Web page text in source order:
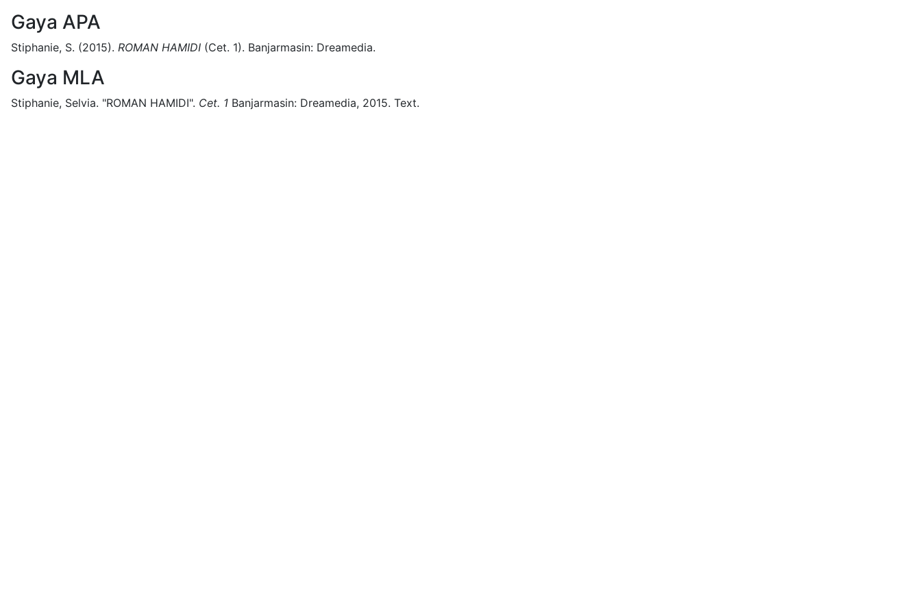
Gaya APA
Stiphanie, S. (2015). ROMAN HAMIDI (Cet. 1). Banjarmasin: Dreamedia.
Gaya MLA
Stiphanie, Selvia. "ROMAN HAMIDI". Cet. 1 Banjarmasin: Dreamedia, 2015. Text.